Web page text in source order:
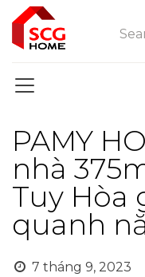
Bỏ qua để đến Nội
PAMY
nhà
Tuy Hòa
quanh
7 tháng 9, 2023